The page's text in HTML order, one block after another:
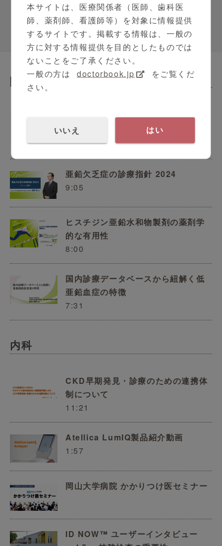
関連動画 Related Contents
亜鉛製剤の安定性に関する検証〜一
包化調剤の課題〜
4:59
亜鉛欠乏症の診療指針 2024
9:05
ヒスチジン亜鉛水和物製剤の薬剤学
的な有用性
8:00
国内診療データベースから紐解く低
亜鉛血症の特徴
7:31
内科
CKD早期発見・診療のための連携体
制について
11:21
Atellica LumIQ製品紹介動画
1:57
岡山大学病院 かかりつけ医セミナー
ID NOW™ ユーザーインタビュー
本サイトは、医療関係者（医師、歯科医
師、薬剤師、看護師等）を対象に情報提供
するサイトです。掲載する情報は、一般の
方に対する情報提供を目的としたものでは
ないことをご了承ください。
一般の方は
doctorbook.jp
をご覧くだ
さい。
いいえ はい